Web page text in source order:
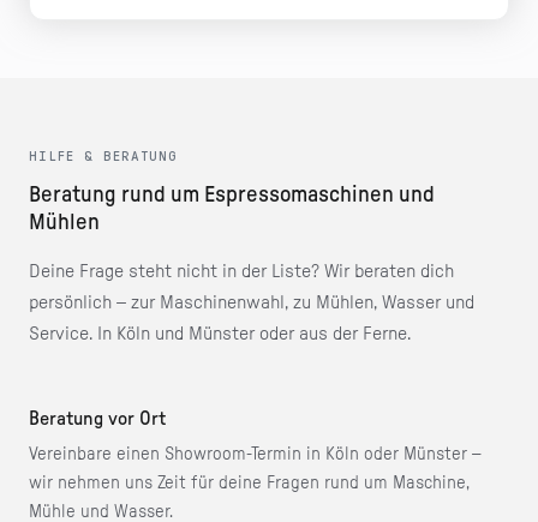
HILFE & BERATUNG
Beratung rund um Espressomaschinen und
Mühlen
Deine Frage steht nicht in der Liste? Wir beraten dich
persönlich – zur Maschinenwahl, zu Mühlen, Wasser und
Service. In Köln und Münster oder aus der Ferne.
Beratung vor Ort
Vereinbare einen Showroom-Termin in Köln oder Münster –
wir nehmen uns Zeit für deine Fragen rund um Maschine,
Mühle und Wasser.